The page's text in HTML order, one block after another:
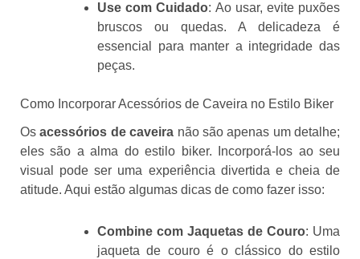
Use com Cuidado: Ao usar, evite puxões
bruscos ou quedas. A delicadeza é
essencial para manter a integridade das
peças.
Como Incorporar Acessórios de Caveira no Estilo Biker
Osacessórios de caveira não são apenas um detalhe;
eles são a alma do estilo biker. Incorporá-los ao seu
visual pode ser uma experiência divertida e cheia de
atitude. Aqui estão algumas dicas de como fazer isso:
Combine com Jaquetas de Couro: Uma
jaqueta de couro é o clássico do estilo